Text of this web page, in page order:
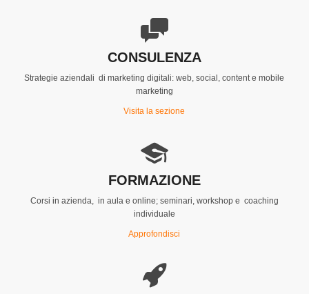
CONSULENZA
Strategie aziendali di marketing digitali: web, social, content e mobile
marketing
Visita la sezione
FORMAZIONE
Corsi in azienda, in aula e online; seminari, workshop e coaching
individuale
Approfondisci